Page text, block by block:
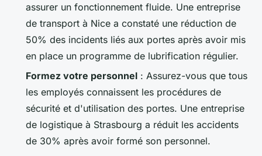
assurer un fonctionnement fluide. Une entreprise
de transport à Nice a constaté une réduction de
50% des incidents liés aux portes après avoir mis
en place un programme de lubrification régulier.
Formez votre personnel : Assurez-vous que tous
les employés connaissent les procédures de
sécurité et d'utilisation des portes. Une entreprise
de logistique à Strasbourg a réduit les accidents
de 30% après avoir formé son personnel.